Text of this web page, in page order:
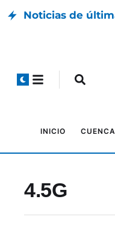
Noticias de
El
INICIO CUENCA
4.5G